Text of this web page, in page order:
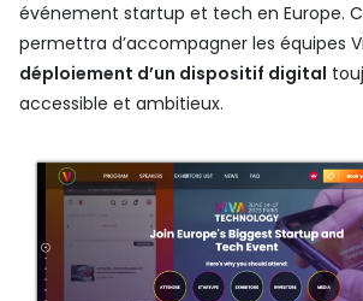
événement startup et tech en Europe.
permettra d’accompagner les équipes
déploiement d’un dispositif digital
accessible et ambitieux.